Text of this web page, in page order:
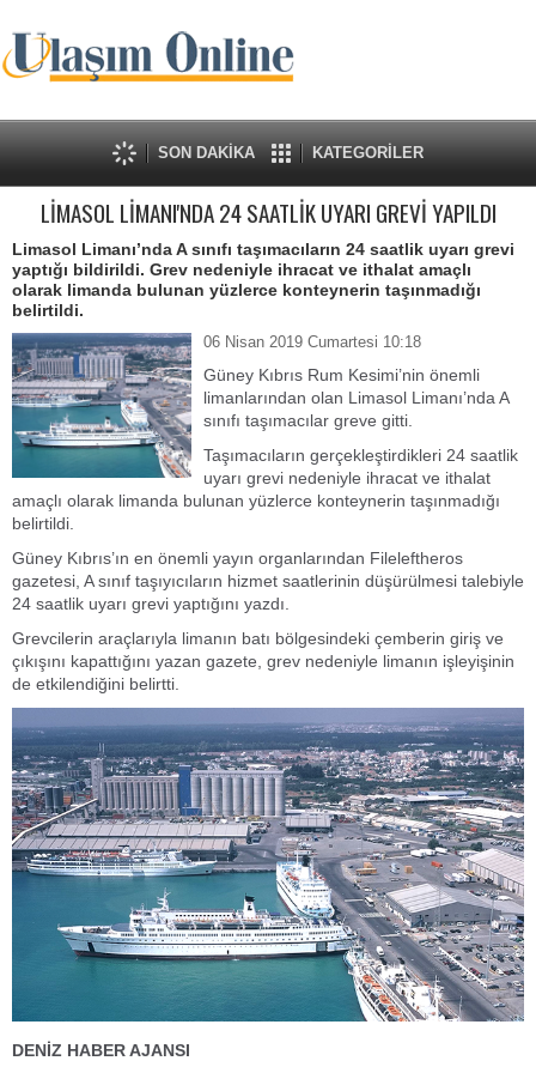
SON DAKİKA KATEGORİLER
LİMASOL LİMANI'NDA 24 SAATLİK UYARI GREVİ YAPILDI
Limasol Limanı’nda A sınıfı taşımacıların 24 saatlik uyarı grevi
yaptığı bildirildi. Grev nedeniyle ihracat ve ithalat amaçlı
olarak limanda bulunan yüzlerce konteynerin taşınmadığı
belirtildi.
06 Nisan 2019 Cumartesi 10:18
Güney Kıbrıs Rum Kesimi’nin önemli
limanlarından olan Limasol Limanı’nda A
sınıfı taşımacılar greve gitti.
Taşımacıların gerçekleştirdikleri 24 saatlik
uyarı grevi nedeniyle ihracat ve ithalat
amaçlı olarak limanda bulunan yüzlerce konteynerin taşınmadığı
belirtildi.
Güney Kıbrıs’ın en önemli yayın organlarından Fileleftheros
gazetesi, A sınıf taşıyıcıların hizmet saatlerinin düşürülmesi talebiyle
24 saatlik uyarı grevi yaptığını yazdı.
Grevcilerin araçlarıyla limanın batı bölgesindeki çemberin giriş ve
çıkışını kapattığını yazan gazete, grev nedeniyle limanın işleyişinin
de etkilendiğini belirtti.
DENİZ HABER AJANSI